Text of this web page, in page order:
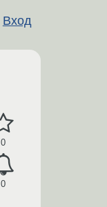
Вход
0
0